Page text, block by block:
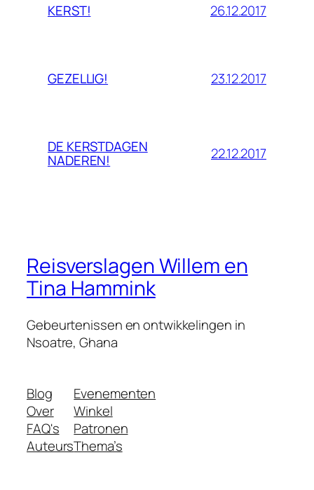
KERST! 26.12.2017
GEZELLIG! 23.12.2017
DE KERSTDAGEN
NADEREN! 22.12.2017
Reisverslagen Willem en
Tina Hammink
Gebeurtenissen en ontwikkelingen in
Nsoatre, Ghana
Blog
Over
FAQ's
Auteurs
Evenementen
Winkel
Patronen
Thema’s